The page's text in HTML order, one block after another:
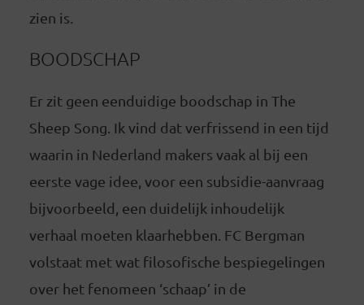
zien is.
BOODSCHAP
Er zit geen eenduidige boodschap in The
Sheep Song. Ik vind dat verfrissend in een tijd
waarin in Nederland makers vaak al bij een
eerste vage idee, voor een subsidie-aanvraag
bijvoorbeeld, een duidelijk inhoudelijk
verhaal moeten klaarhebben. FC Bergman
volstaat met wat filosofische bespiegelingen
over het fenomeen ‘schaap’ in de